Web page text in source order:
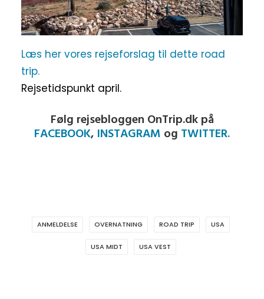
Læs her vores rejseforslag til dette road
trip.
Rejsetidspunkt april.
Følg rejsebloggen OnTrip.dk på
FACEBOOK, INSTAGRAM og TWITTER.
ANMELDELSE OVERNATNING ROAD TRIP USA
USA MIDT USA VEST